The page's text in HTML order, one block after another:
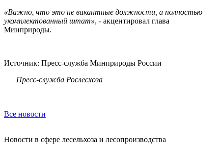
«Важно, что это не вакантные должности, а полностью
укомплектованный штат», - акцентировал глава
Минприроды.
Источник: Пресс-служба Минприроды России
Пресс-служба Рослесхоза
Все новости
Новости в сфере лесельхоза и лесопроизводства